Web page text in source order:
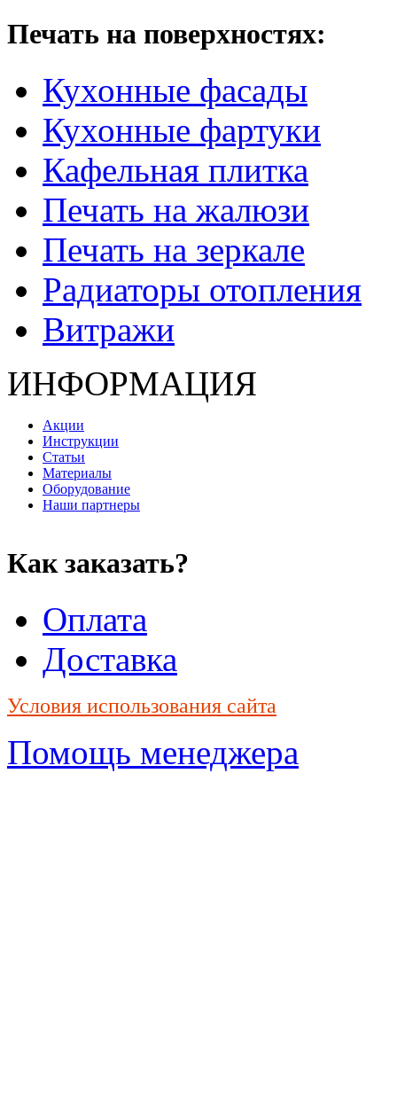
Печать на поверхностях:
Кухонные фасады
Кухонные фартуки
Кафельная плитка
Печать на жалюзи
Печать на зеркале
Радиаторы отопления
Витражи
ИНФОРМАЦИЯ
Акции
Инструкции
Статьи
Материалы
Оборудование
Наши партнеры
Как заказать?
Оплата
Доставка
Условия использования сайта
Помощь менеджера